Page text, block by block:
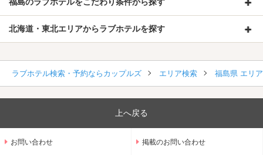
北海道・東北エリアからラブホテルを探す
ラブホテル検索・予約ならカップルズ エリア検索 福島県 エリ
上へ戻る
お問い合わせ 掲載のお問い合わせ